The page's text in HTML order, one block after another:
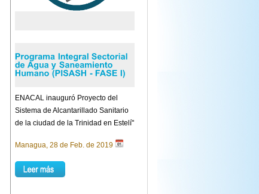
ENACAL inauguró Proyecto del
Sistema de Alcantarillado Sanitario
de la ciudad de la Trinidad en Estelí"
Managua, 28 de Feb. de 2019